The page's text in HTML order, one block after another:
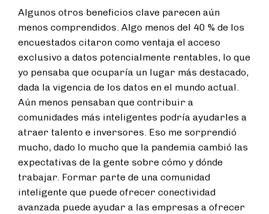
Algunos otros beneficios clave parecen aún
menos comprendidos. Algo menos del 40 % de los
encuestados citaron como ventaja el acceso
exclusivo a datos potencialmente rentables, lo que
yo pensaba que ocuparía un lugar más destacado,
dada la vigencia de los datos en el mundo actual.
Aún menos pensaban que contribuir a
comunidades más inteligentes podría ayudarles a
atraer talento e inversores. Eso me sorprendió
mucho, dado lo mucho que la pandemia cambió las
expectativas de la gente sobre cómo y dónde
trabajar. Formar parte de una comunidad
inteligente que puede ofrecer conectividad
avanzada puede ayudar a las empresas a ofrecer